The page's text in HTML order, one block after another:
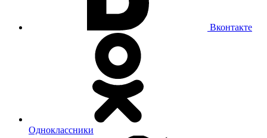
Вконтакте
Одноклассники